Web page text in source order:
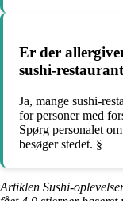
Er der
sushi-
Ja, mange sushi-
for personer med
Spørg personalet
besøger stedet. §
Artiklen Sushi-